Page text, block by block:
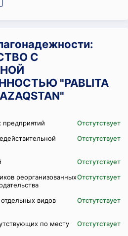
С
"PABLITA
Отстутствует
Отстутствует
Отстутствует
реорганизованныхОтстутствует
видов
Отстутствует
по месту
Отстутствует